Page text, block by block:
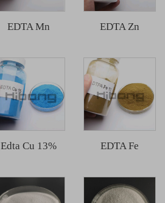
EDTA Zn
EDTA Mn
EDTA Fe
Edta Cu 13%